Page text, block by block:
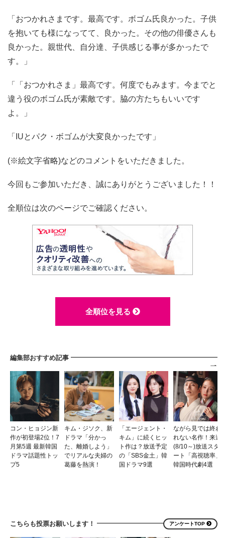
「おつかれさまです。最高です。ボゴム氏良かった。子供
を抱いても様になってて、良かった。その他の俳優さんも
良かった。親世代、自分達、子供感じる事が多かったで
す。」
「「おつかれさま」最高です。何度でもみます。今までと
違う役のボゴム氏が素敵です。脇の方たちもいいです
よ。」
「IUとパク・ボゴムが大変良かったです」
(※絵文字省略)などのコメントをいただきました。
今回もご参加いただき、誠にありがとうございました！！
全順位は次のページでご確認ください。
全順位を見る
編集部おすすめ記事
コン・ヒョジン新
作が初登場2位！7
月第5週 最新韓国
ドラマ話題性トッ
プ5
キム・ジソク、新
ドラマ「分かっ
た、離婚しよう」
でリアルな夫婦の
葛藤を熱演！
「エージェント・
キム」に続くヒッ
ト作は？放送予定
の「SBS金土」韓
国ドラマ9選
ながら見では終わ
れない名作！来週
(8/10～)放送スタ
ート「高視聴率」
韓国時代劇4選
こちらも投票お願いします！ アンケートTOP